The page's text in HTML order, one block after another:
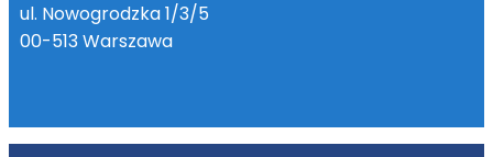
ul. Nowogrodzka 1/3/5
00-513 Warszawa